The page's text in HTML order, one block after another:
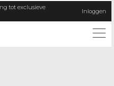
tot exclusieve
Inloggen